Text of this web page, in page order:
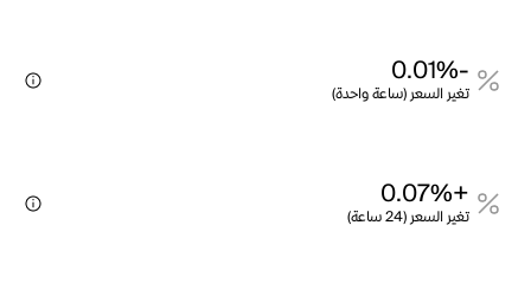
-0.01%
تغير السعر (ساعة واحدة)
+0.07%
تغير السعر (24 ساعة)